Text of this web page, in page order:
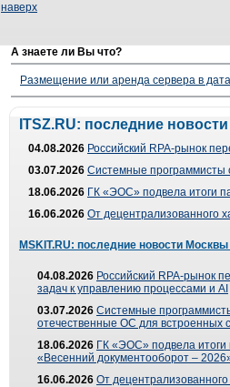
наверх
А знаете ли Вы что?
Размещение или аренда сервера в
ITSZ.RU: последние
04.08.2026 Российский RPA-рынок
03.07.2026 Системные программисты
18.06.2026 ГК «ЭОС» подвела итоги
16.06.2026 От децентрализованного
MSKIT.RU: последние новости
04.08.2026 Российский RPA-рынок
задач к управлению процессами и AI
03.07.2026 Системные
отечественные ОС для встроенных
18.06.2026 ГК «ЭОС» подвела
«Весенний документооборот –
16.06.2026 От